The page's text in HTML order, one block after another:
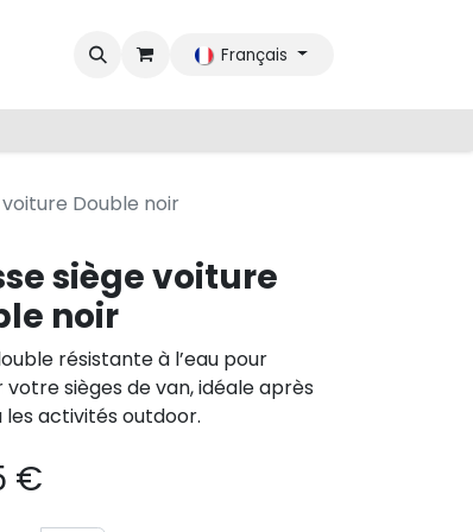
Français
voiture Double noir
siège voiture
noir
résistante à l’eau pour
sièges de van, idéale après
les activités outdoor.
€